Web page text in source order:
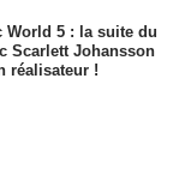
World 5 : la suite du
Scarlett Johansson
réalisateur !